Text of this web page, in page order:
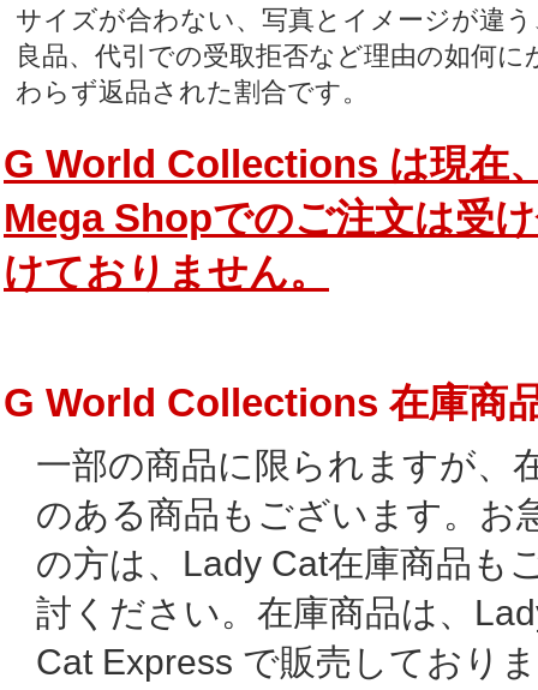
サイズが合わない、写真とイメージが違う
良品、代引での受取拒否など理由の如何に
わらず返品された割合です。
G World Collections は現在
Mega Shopでのご注文は受
けておりません。
G World Collections 在庫商
一部の商品に限られますが、
のある商品もございます。お
の方は、Lady Cat在庫商品も
討ください。在庫商品は、
Cat Express で販売しており